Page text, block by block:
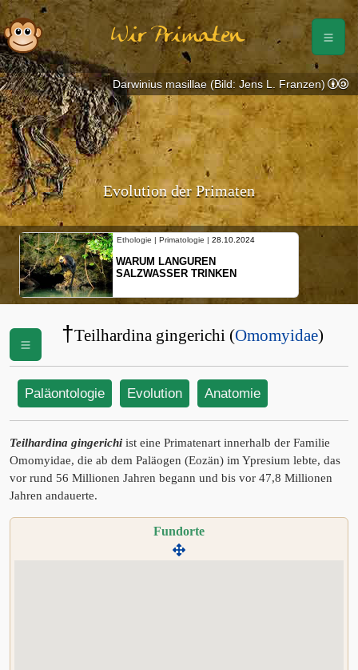
Wir Primaten
Evolution der Primaten
Ethologie | Primatologie | 28.10.2024
WARUM LANGUREN
SALZWASSER TRINKEN
Darwinius masillae (Bild: Jens L. Franzen)
†Teilhardina gingerichi (Omomyidae)
Paläontologie Evolution Anatomie
Teilhardina gingerichi ist eine Primatenart innerhalb der Familie
Omomyidae, die ab dem Paläogen (Eozän) im Ypresium lebte, das
vor rund 56 Millionen Jahren begann und bis vor 47,8 Millionen
Jahren andauerte.
Fundorte